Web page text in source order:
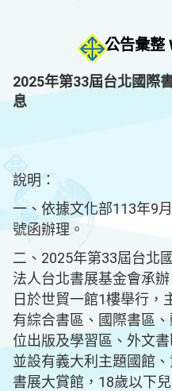
公告彙整
2025年第33屆台北國際
息
說明：
一、依據文化部113年9
號函辦理。
二、2025年第33屆台北
法人台北書展基金會承
日於世貿一館1樓舉行，
有綜合書區、國際書區
位出版及學習區、外文
並設有義大利主題國館
書展大賞館，18歲以下